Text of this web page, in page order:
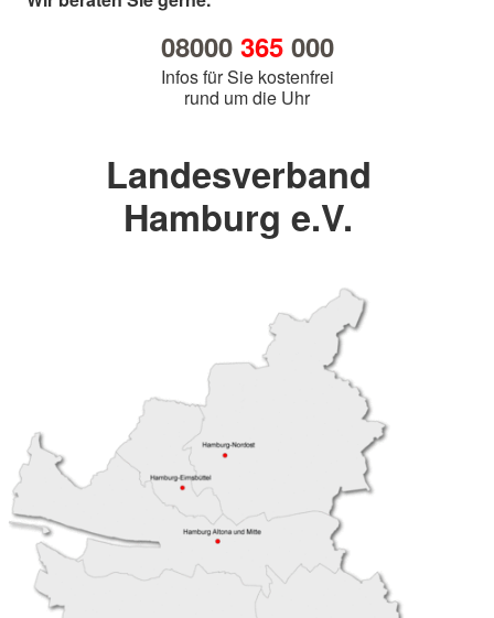
08000 365000
Infos für Sie kostenfrei
rund um die Uhr
Landesverband
Hamburg e.V.